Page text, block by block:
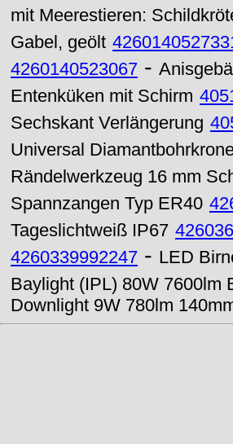
mit Meerestieren:
Gabel, geölt
4260140523067 -
Entenküken mit Schirm
Sechskant Verlängerung
Universal
Rändelwerkzeug 16 mm
Spannzangen Typ ER40
Tageslichtweiß IP67
4260339992247 - LED
Baylight (IPL) 80W 7600lm
Downlight 9W 780lm